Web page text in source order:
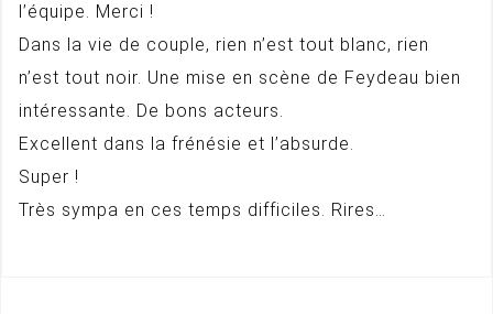
l’équipe. Merci !
Dans la vie de couple, rien n’est tout blanc, rien
n’est tout noir. Une mise en scène de Feydeau bien
intéressante. De bons acteurs.
Excellent dans la frénésie et l’absurde.
Super !
Très sympa en ces temps difficiles. Rires…